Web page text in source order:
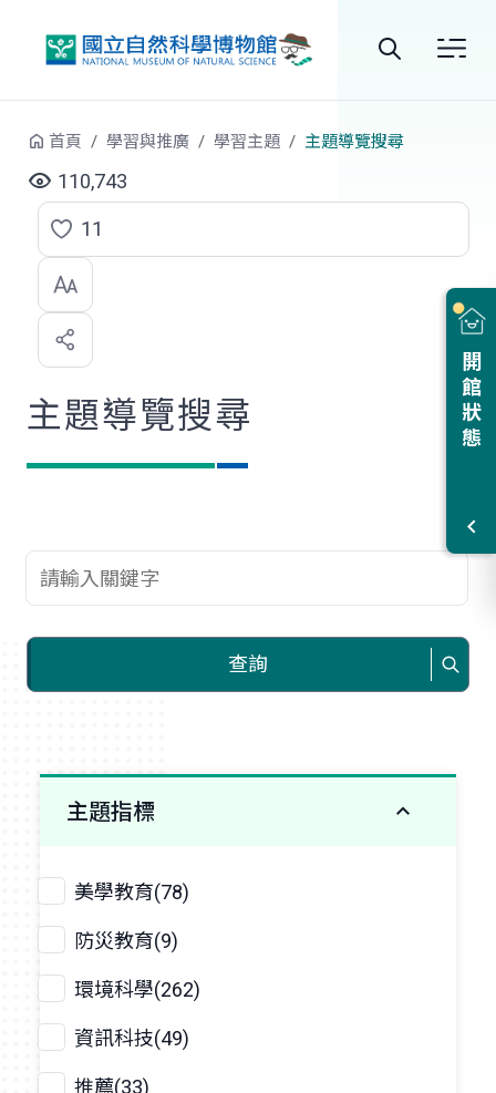
站
尋
開館狀態
首頁 學習與推廣 學習主題 主題導覽搜尋
110,743
點
選
喜
歡
11
主題導覽搜尋
查詢關鍵字
查詢
主題指標
美學教育(78)
防災教育(9)
環境科學(262)
資訊科技(49)
推薦(33)